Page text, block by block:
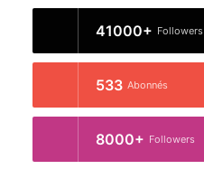
41000+ Followers
533 Abonnés
8000+ Followers